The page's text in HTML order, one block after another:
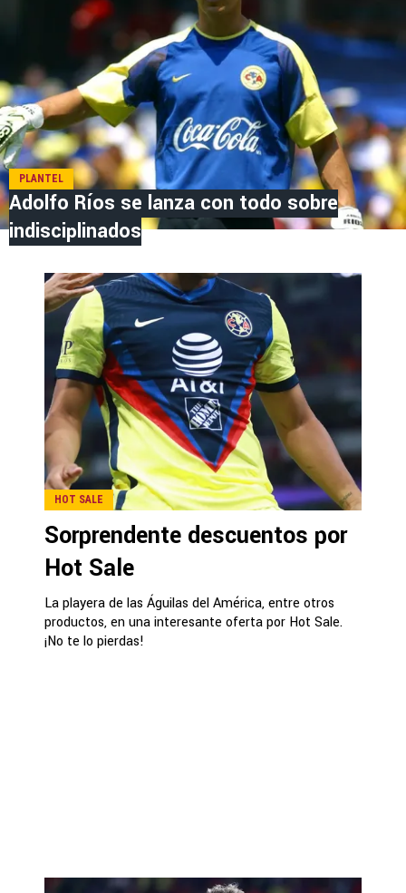
PLANTEL
Adolfo Ríos se lanza con todo sobre
indisciplinados
HOT SALE
Sorprendente descuentos por
Hot Sale
La playera de las Águilas del América, entre otros
productos, en una interesante oferta por Hot Sale.
¡No te lo pierdas!